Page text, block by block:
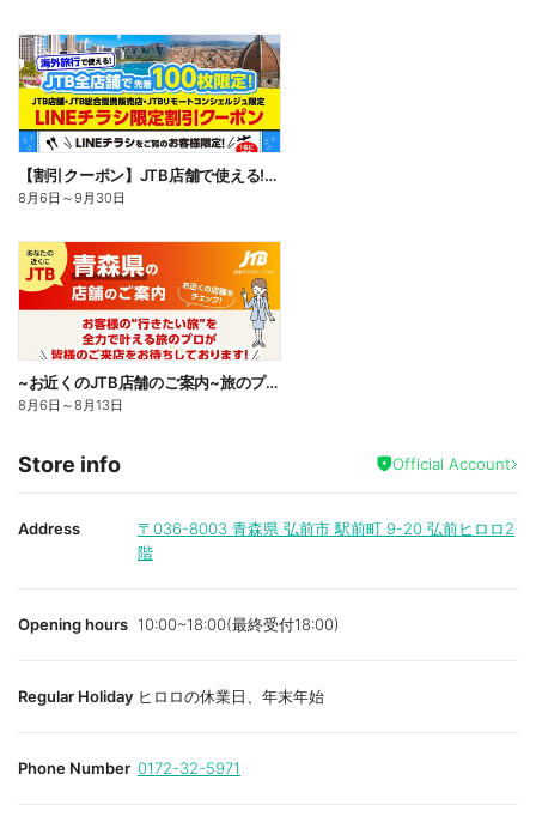
【割引クーポン】JTB店舗で使える!LINEチラシをご覧のお客様限定のお得な海外割引クーポン配布中♪
8月6日 ～9月30日
~お近くのJTB店舗のご案内~旅のプロがお客様の行きたい旅を叶えます!ご来店お待ちしております
8月6日 ～8月13日
Store info Official Account
Address 〒036-8003 青森県 弘前市 駅前町 9-20 弘前ヒロロ2
階
Opening hours 10:00~18:00(最終受付18:00)
Regular Holiday ヒロロの休業日、年末年始
Phone Number 0172-32-5971